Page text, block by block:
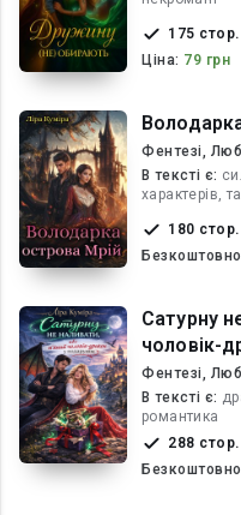
175 стор.
Ціна: 79 грн
Фентезі,
В текcті є:
характерів,
180 стор.
Безкоштовно
Сатурну
чоловік-
Фентезі,
В текcті є:
романтика
288 стор.
Безкоштовно